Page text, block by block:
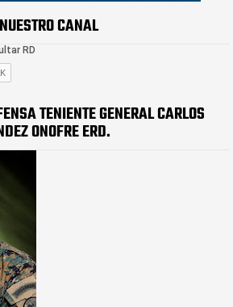
CANAL
TENIENTE GENERAL CARLOS
ONOFRE ERD.